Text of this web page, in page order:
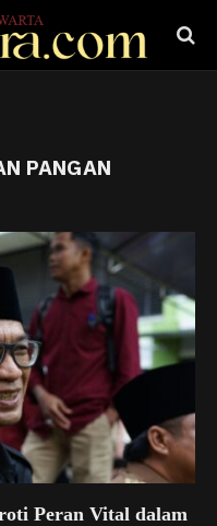
PANGAN
Peran Vital dalam